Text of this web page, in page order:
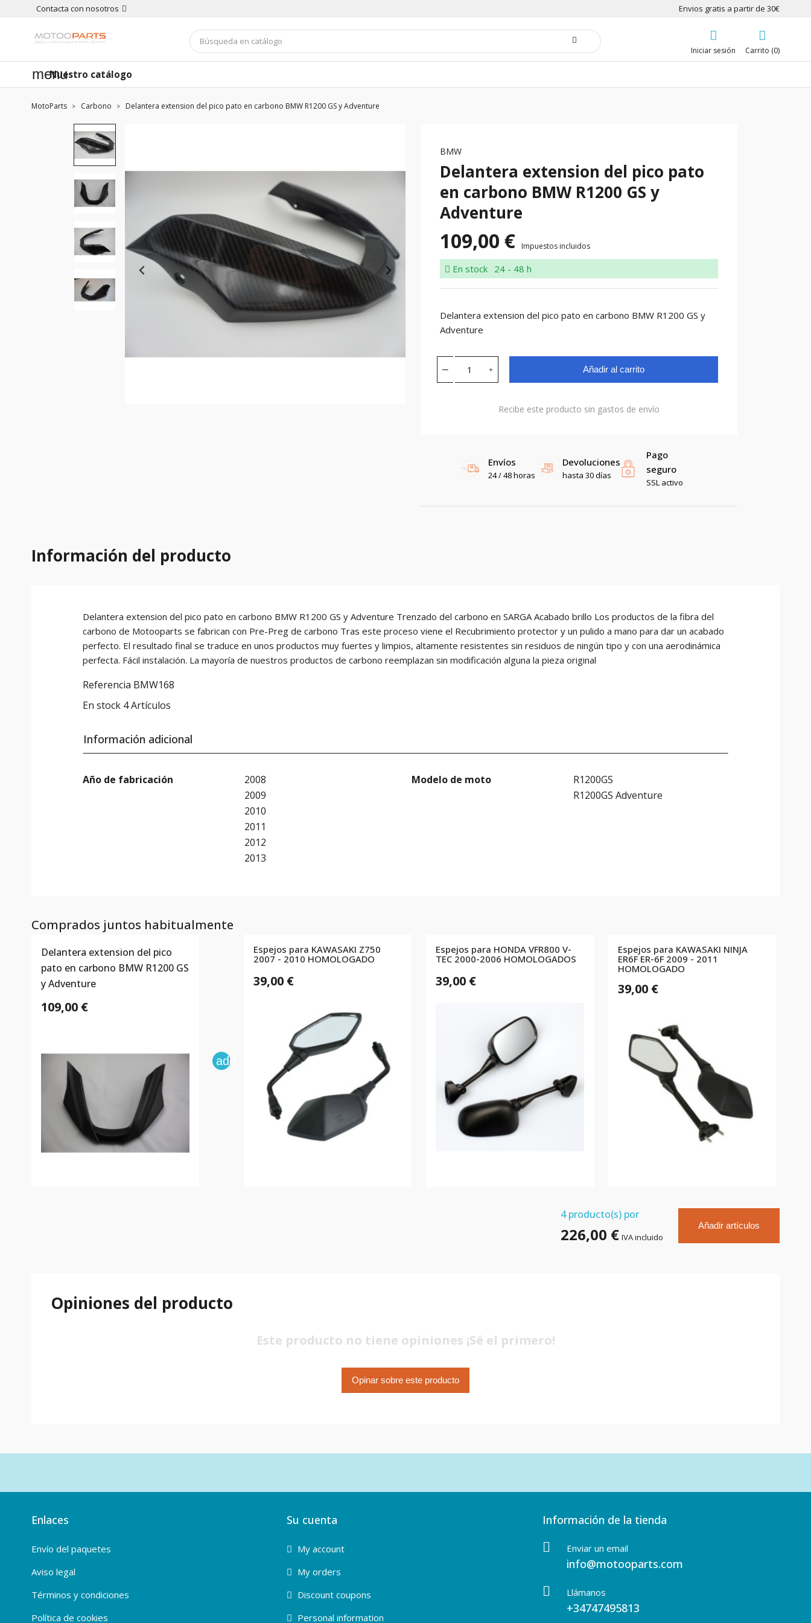
Contacta con nosotros Envios gratis a partir de 30€
Iniciar sesión Carrito (0)
menuNuestro catálogo
MotoParts Carbono Delantera extension del pico pato en carbono BMW R1200 GS y Adventure
BMW
Delantera extension del pico pato
en carbono BMW R1200 GS y
Adventure
109,00 € Impuestos incluidos
En stock 24 - 48 h
Delantera extension del pico pato en carbono BMW R1200 GS y
Adventure
Añadir al carrito
Recibe este producto sin gastos de envío
Envíos
24 / 48 horas
Devoluciones
hasta 30 días
Pago
seguro
SSL activo
Información del producto
Delantera extension del pico pato en carbono BMW R1200 GS y Adventure Trenzado del carbono en SARGA Acabado brillo Los productos de la fibra del
carbono de Motooparts se fabrican con Pre-Preg de carbono Tras este proceso viene el Recubrimiento protector y un pulido a mano para dar un acabado
perfecto. El resultado final se traduce en unos productos muy fuertes y limpios, altamente resistentes sin residuos de ningún tipo y con una aerodinámica
perfecta. Fácil instalación. La mayoría de nuestros productos de carbono reemplazan sin modificación alguna la pieza original
Referencia BMW168
En stock 4 Artículos
Información adicional
Año de fabricación
2008
2009
2010
2011
2012
2013
Modelo de moto
R1200GS
R1200GS Adventure
Comprados juntos habitualmente
Delantera extension del pico
pato en carbono BMW R1200 GS
y Adventure
109,00 €
add
Espejos para KAWASAKI Z750
2007 - 2010 HOMOLOGADO
39,00 €
Espejos para HONDA VFR800 V-
TEC 2000-2006 HOMOLOGADOS
39,00 €
Espejos para KAWASAKI NINJA
ER6F ER-6F 2009 - 2011
HOMOLOGADO
39,00 €
4producto(s) por
226,00 € IVA incluido
Añadir artículos
Opiniones del producto
Este producto no tiene opiniones ¡Sé el primero!
Opinar sobre este producto
Enlaces
Envío del paquetes
Aviso legal
Términos y condiciones
Política de cookies
Su cuenta
My account
My orders
Discount coupons
Personal information
Información de la tienda
Enviar un email
info@motooparts.com
Llámanos
+34747495813